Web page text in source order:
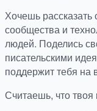
Хочешь
сообщества и
людей. Поделись
писательскими
поддержит тебя на
Считаешь, что